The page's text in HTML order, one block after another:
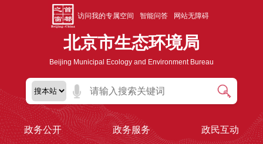
访问我的专属空间 智能问答 网站无障碍
北京市生态环境局
Beijing Municipal Ecology and Environment Bureau
政务公开 政务服务
政民互动